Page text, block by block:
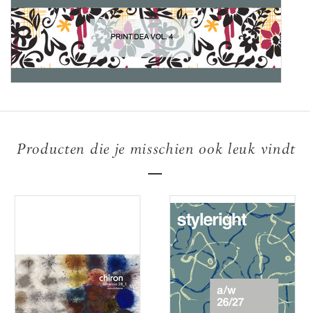
Producten die je misschien ook leuk vindt